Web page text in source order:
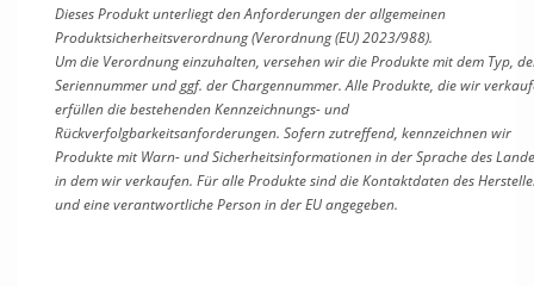
Dieses Produkt unterliegt den Anforderungen der allgemeinen
Produktsicherheitsverordnung (Verordnung (EU) 2023/988).
Um die Verordnung einzuhalten, versehen wir die Produkte mit dem Typ,
Seriennummer und ggf. der Chargennummer. Alle Produkte, die wir
erfüllen die bestehenden Kennzeichnungs- und
Rückverfolgbarkeitsanforderungen. Sofern zutreffend, kennzeichnen wir
Produkte mit Warn- und Sicherheitsinformationen in der Sprache des
in dem wir verkaufen. Für alle Produkte sinddie Kontaktdaten des
undeine verantwortliche Person in der EU angegeben.